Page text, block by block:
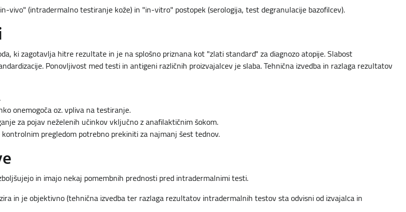
vivo" (intradermalno testiranje kože) in "in-vitro" postopek (serologija, test degranulacije bazofilcev).
ki zagotavlja hitre rezultate in je na splošno priznana kot "zlati standard" za diagnozo atopije. Slabost
Ponovljivost med testi in antigeni različnih proizvajalcev je slaba. Tehnična izvedba in razlaga rezultatov
onemogoča oz. vpliva na testiranje.
za pojav neželenih učinkov vključno z anafilaktičnim šokom.
pregledom potrebno prekiniti za najmanj šest tednov.
in imajo nekaj pomembnih prednosti pred intradermalnimi testi.
in je objektivno (tehnična izvedba ter razlaga rezultatov intradermalnih testov sta odvisni od izvajalca in